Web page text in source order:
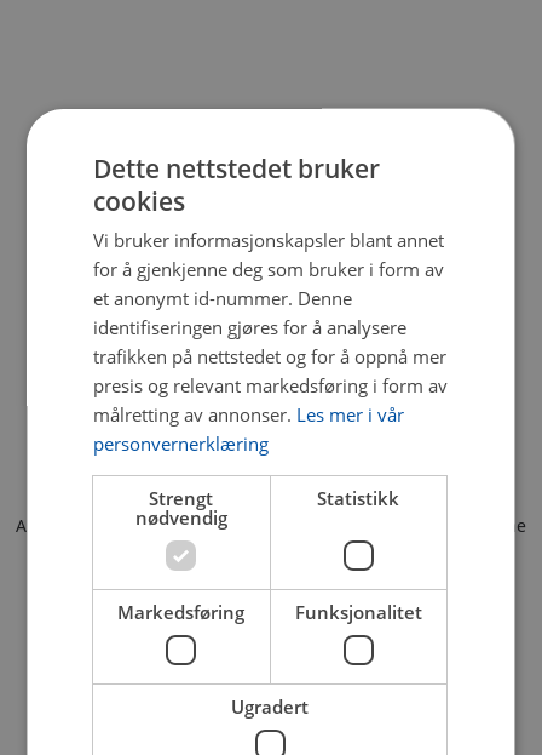
Application error: a client-side exception has occurred (see the
browser console for more information).
Dette nettstedet bruker
cookies
Vi bruker informasjonskapsler blant annet
for å gjenkjenne deg som bruker i form av
et anonymt id-nummer. Denne
identifiseringen gjøres for å analysere
trafikken på nettstedet og for å oppnå mer
presis og relevant markedsføring i form av
målretting av annonser. Les mer i vår
personvernerklæring
Strengt
nødvendig
Statistikk
Markedsføring Funksjonalitet
Ugradert